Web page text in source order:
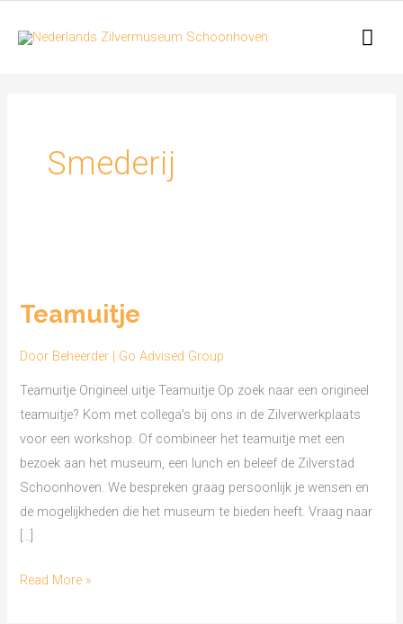
naar
Smederij
Teamuitje
Door Beheerder | Go Advised Group
Teamuitje Origineel uitje Teamuitje Op zoek naar een origineel
teamuitje? Kom met collega’s bij ons in de Zilverwerkplaats
voor een workshop. Of combineer het teamuitje met een
bezoek aan het museum, een lunch en beleef de Zilverstad
Schoonhoven. We bespreken graag persoonlijk je wensen en
de mogelijkheden die het museum te bieden heeft. Vraag naar
[…]
Read More »